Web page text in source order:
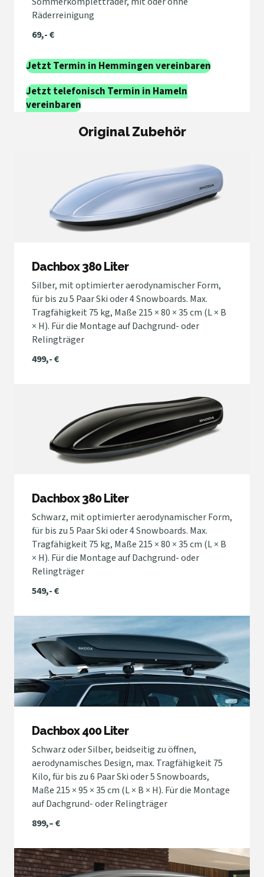
Räderreinigung
69,- €
Jetzt Termin in Hemmingen vereinbaren
Jetzt telefonisch Termin in Hameln
vereinbaren
Original Zubehör
Dachbox 380 Liter
Silber, mit optimierter aerodynamischer Form,
für bis zu 5 Paar Ski oder 4 Snowboards. Max.
Tragfähigkeit 75 kg, Maße 215 × 80 × 35 cm (L × B
× H). Für die Montage auf Dachgrund- oder
Relingträger
499,- €
Dachbox 380 Liter
Schwarz, mit optimierter aerodynamischer Form,
für bis zu 5 Paar Ski oder 4 Snowboards. Max.
Tragfähigkeit 75 kg, Maße 215 × 80 × 35 cm (L × B
× H). Für die Montage auf Dachgrund- oder
Relingträger
549,- €
Dachbox 400 Liter
Schwarz oder Silber, beidseitig zu öffnen,
aerodynamisches Design, max. Tragfähigkeit 75
Kilo, für bis zu 6 Paar Ski oder 5 Snowboards,
Maße 215 × 95 × 35 cm (L × B × H). Für die Montage
auf Dachgrund- oder Relingträger
899,– €